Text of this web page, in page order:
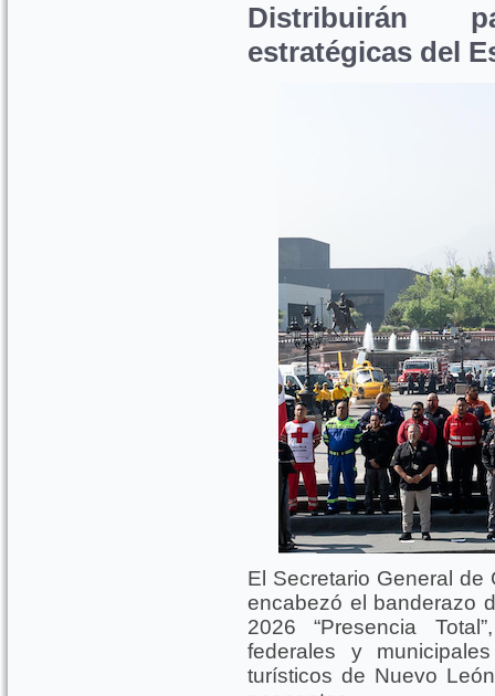
Distribuirán
estratégicas del
El Secretario General de
encabezó el banderazo
2026 “Presencia
federales y
turísticos de Nuevo